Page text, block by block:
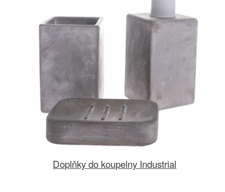
Doplňky do koupelny Industrial